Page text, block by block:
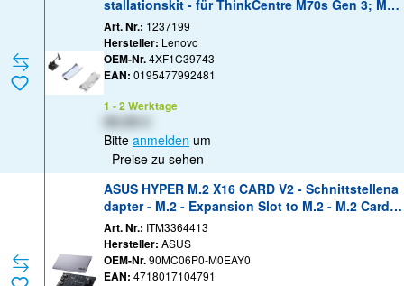
stallationskit - für ThinkCentre M70s Gen 3; M75
t Gen 2; M90s Gen 3; ThinkCentre neo 50; Think
Station P35X
Art. Nr.: 1237199
Hersteller: Lenovo
OEM-Nr.4XF1C39743
EAN: 0195477992481
1 - 2 Werktage
Bitte anmelden um
Preise zu sehen
ASUS HYPER M.2 X16 CARD V2 - Schnittstellena
dapter - M.2 - Expansion Slot to M.2 - M.2 Card -
PCIe 3.0 x16
Art. Nr.: ITM3364413
Hersteller: ASUS
OEM-Nr.90MC06P0-M0EAY0
EAN: 4718017104791